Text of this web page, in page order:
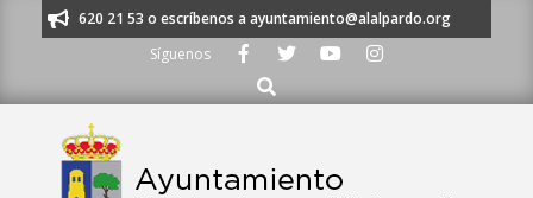
al 91 620 21 53 o escríbenos a ayuntamiento@alalpardo.org
Síguenos
Buscar